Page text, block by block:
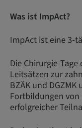
Was ist ImpAct?
ImpAct ist eine 3-
Die Chirurgie-
Leitsätzen zur
BZÄK und
Fortbildungen von
erfolgreicher